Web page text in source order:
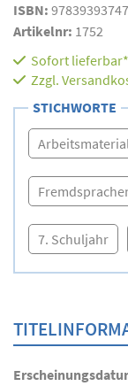
ISBN:
Artikelnr: 1752
Sofort lieferbar*
Zzgl.
STICHWORTE
7. Schuljahr